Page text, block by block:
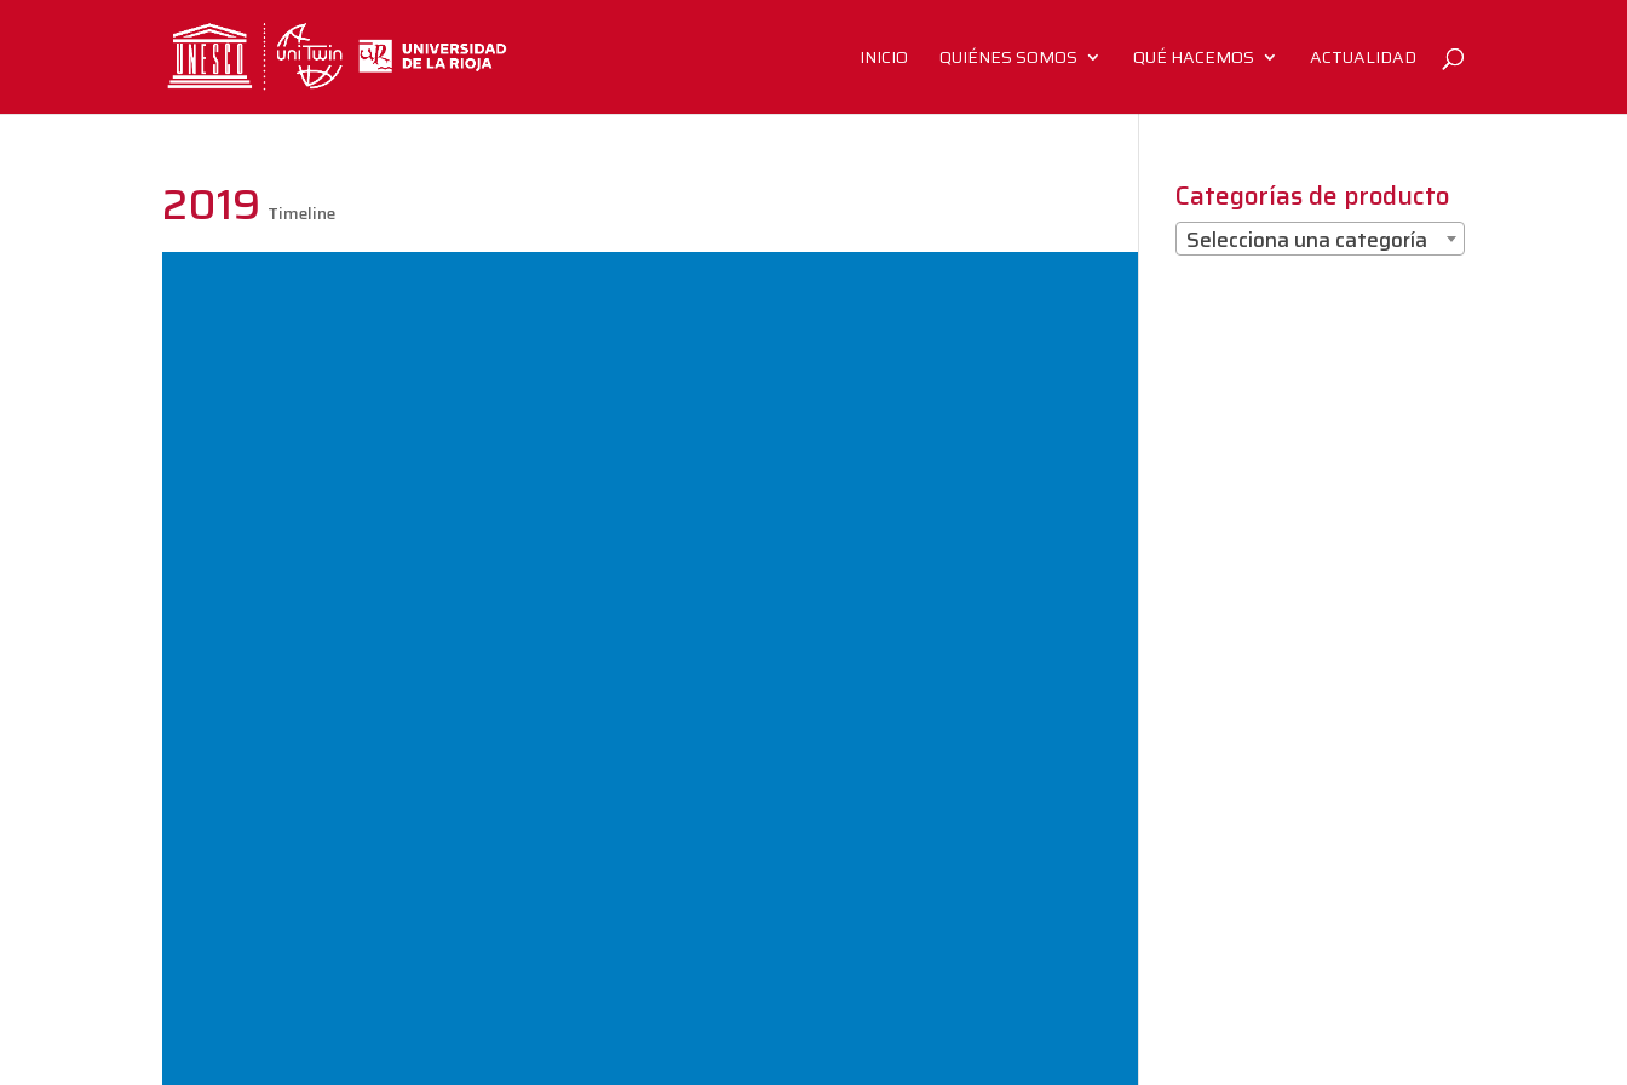
INICIO QUIÉNES SOMOS QUÉ HACEMOS ACTUALIDAD
2019 Timeline Categorías de producto
Selecciona una categoría